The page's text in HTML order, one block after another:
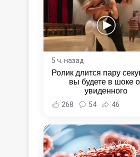
5 ч. назад
Ролик длится пару
вы будете в шоке
увиденного
268 54 46